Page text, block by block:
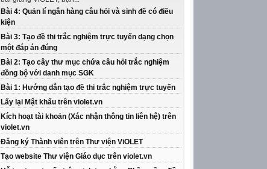
Bài 4: Quản lí ngân hàng câu hỏi và sinh đề có điều
kiện
Bài 3: Tạo đề thi trắc nghiệm trực tuyến dạng chọn
một đáp án đúng
Bài 2: Tạo cây thư mục chứa câu hỏi trắc nghiệm
đồng bộ với danh mục SGK
Bài 1: Hướng dẫn tạo đề thi trắc nghiệm trực tuyến
Lấy lại Mật khẩu trên violet.vn
Kích hoạt tài khoản (Xác nhận thông tin liên hệ) trên
violet.vn
Đăng ký Thành viên trên Thư viện ViOLET
Tạo website Thư viện Giáo dục trên violet.vn